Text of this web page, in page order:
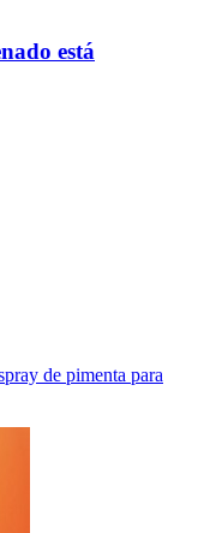
está
de pimenta para